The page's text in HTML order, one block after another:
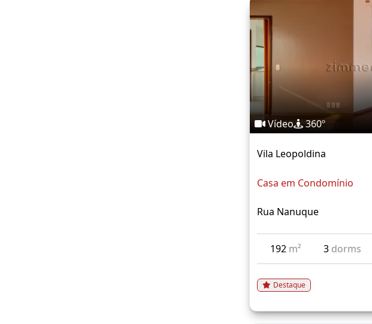
Vídeo 360º
Vila Leopoldina
Casa em Condomínio
Rua Nanuque
192 m² 3 dorms
Destaque